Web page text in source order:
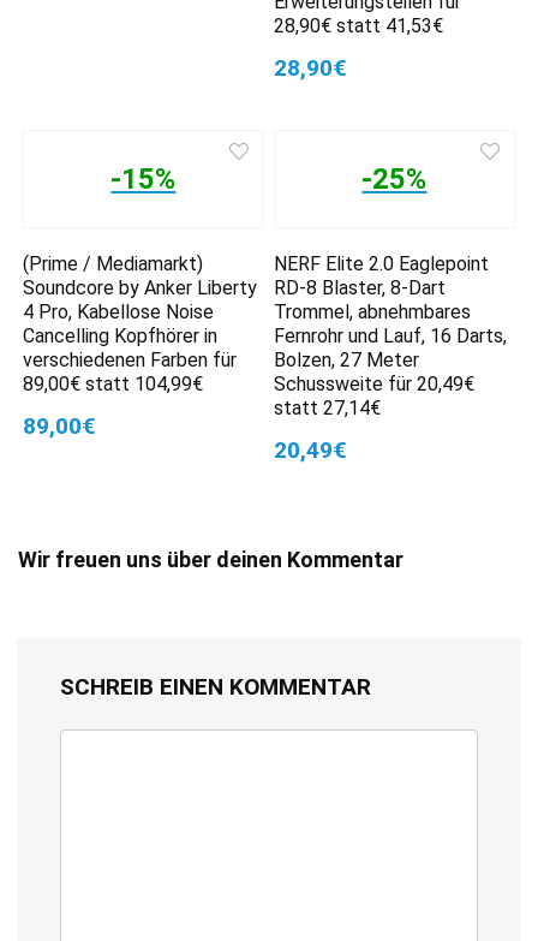
28,90€ statt 41,53€
28,90€
-15%
(Prime / Mediamarkt)
Soundcore by Anker Liberty
4 Pro, Kabellose Noise
Cancelling Kopfhörer in
verschiedenen Farben für
89,00€ statt 104,99€
89,00€
-25%
NERF Elite 2.0 Eaglepoint
RD-8 Blaster, 8-Dart
Trommel, abnehmbares
Fernrohr und Lauf, 16 Darts,
Bolzen, 27 Meter
Schussweite für 20,49€
statt 27,14€
20,49€
Wir freuen uns über deinen Kommentar
SCHREIB EINEN KOMMENTAR